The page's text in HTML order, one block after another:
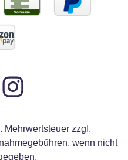
Mehrwertsteuer zzgl.
wenn nicht